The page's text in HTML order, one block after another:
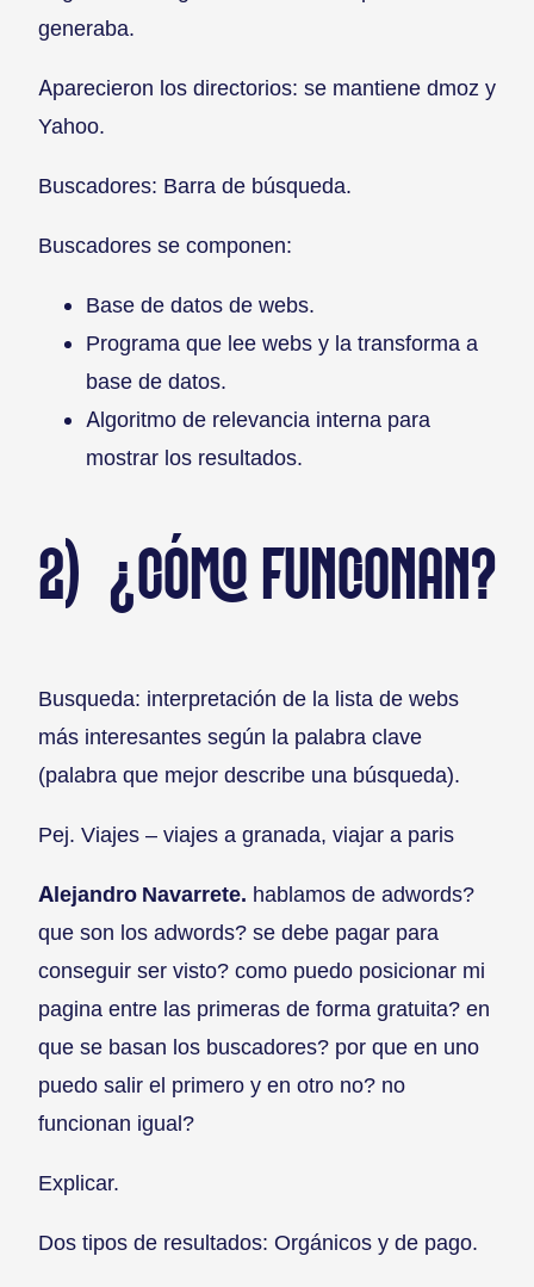
generaba.
Aparecieron los directorios: se mantiene dmoz y
Yahoo.
Buscadores: Barra de búsqueda.
Buscadores se componen:
Base de datos de webs.
Programa que lee webs y la transforma a
base de datos.
Algoritmo de relevancia interna para
mostrar los resultados.
2) ¿CÓMO FUNCIONAN?
Busqueda: interpretación de la lista de webs
más interesantes según la palabra clave
(palabra que mejor describe una búsqueda).
Pej. Viajes – viajes a granada, viajar a paris
Alejandro Navarrete. hablamos de adwords?
que son los adwords? se debe pagar para
conseguir ser visto? como puedo posicionar mi
pagina entre las primeras de forma gratuita? en
que se basan los buscadores? por que en uno
puedo salir el primero y en otro no? no
funcionan igual?
Explicar.
Dos tipos de resultados: Orgánicos y de pago.